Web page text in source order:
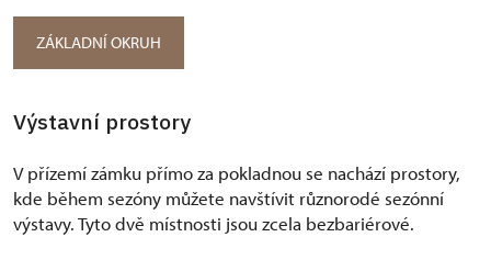
ZÁKLADNÍ OKRUH
Výstavní prostory
V přízemí zámku přímo za pokladnou se nachází prostory,
kde během sezóny můžete navštívit různorodé sezónní
výstavy. Tyto dvě místnosti jsou zcela bezbariérové.